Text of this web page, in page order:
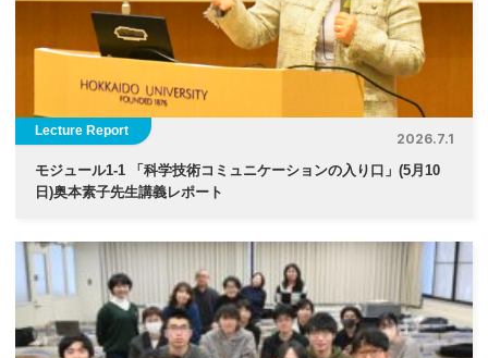
Lecture Report
2026.7.1
モジュール1-1 「科学技術コミュニケーションの入り口」(5月10
日)奥本素子先生講義レポート